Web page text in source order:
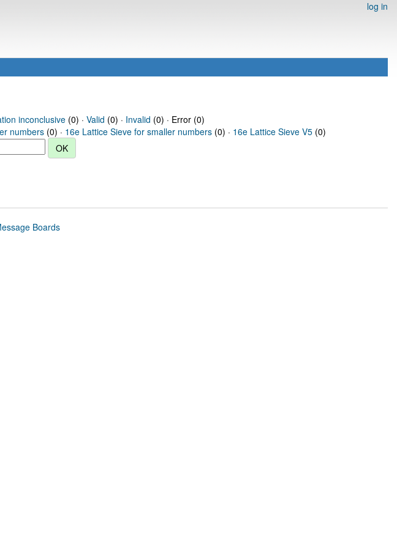
log in
inconclusive(0) · Valid (0) · Invalid (0) · Error (0)
numbers (0) · 16e Lattice Sieve for smaller numbers (0) · 16e Lattice Sieve V5 (0)
Boards